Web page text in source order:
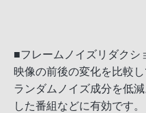
■フレームノイズリダクシ
映像の前後の変化を比較
ランダムノイズ成分を低
した番組などに有効です。